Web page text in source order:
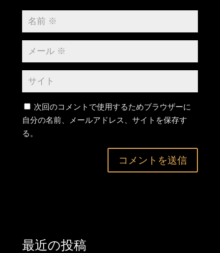
次回のコメントで使用するためブラウザーに
自分の名前、メールアドレス、サイトを保存す
る。
最近の投稿